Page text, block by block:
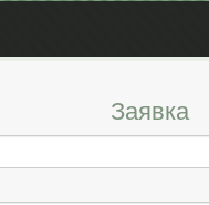
Заявка